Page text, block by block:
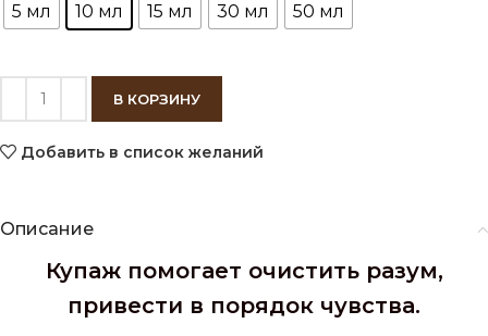
5 мл
10 мл 15 мл 30 мл 50 мл
В КОРЗИНУ
Добавить в список желаний
Описание
Купаж помогает очистить разум,
привести в порядок чувства.